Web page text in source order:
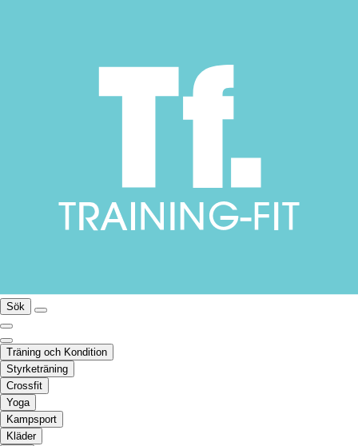
Sök
Träning och Kondition
Styrketräning
Crossfit
Yoga
Kampsport
Kläder